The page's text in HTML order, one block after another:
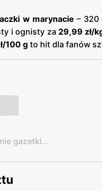
w marynacie – 320
i ognisty za 29,99 zł/
100 g to hit dla fanów
gazetki...